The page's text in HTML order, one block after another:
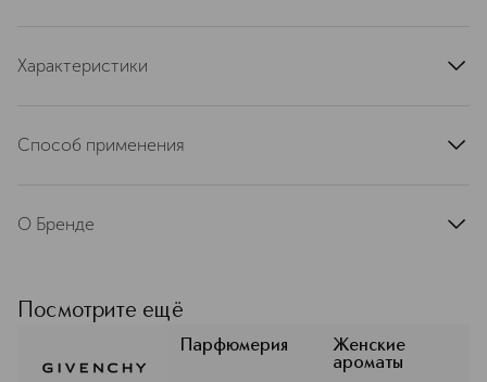
Характеристики
верхние ноты
группа ароматов
цветочные, древесные
Способ применения
О Бренде
элегантности и стиля. Рожденный в
мире высокой моды, Givenchy стал
одним из мировых лидеров
парфюмерно-косметической
Посмотрите ещё
Парфюмерия
Женские
ароматы